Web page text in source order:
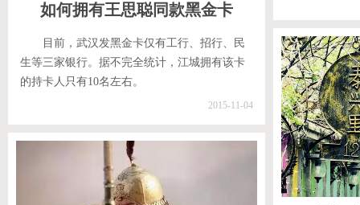
如何拥有王思聪同款黑金卡
目前，武汉发黑金卡仅有工行、招行、民
生等三家银行。据不完全统计，江城拥有该卡
的持卡人只有10名左右。
2015-11-04